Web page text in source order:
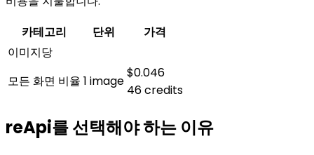
카테고리
단위
가격
이미지당
모든 화면 비율 1 image
$0.046
46credits
reApi를 선택해야 하는 이유